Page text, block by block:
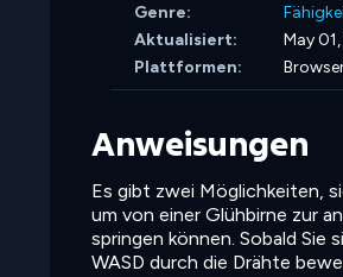
Genre:
Aktualisiert:
May
Plattformen:
Anweisungen
Es gibt zwei Möglichkeiten,
um von einer Glühbirne zur
springen können. Sobald Sie
WASD durch die Drähte